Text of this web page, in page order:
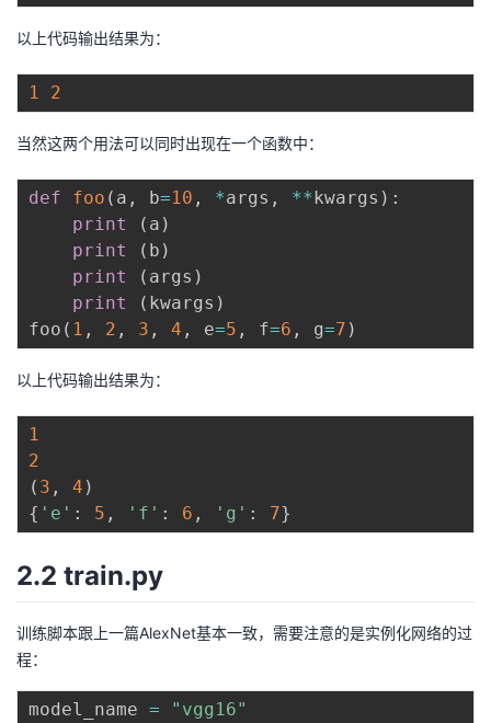
以上代码输出结果为：
1 2
当然这两个用法可以同时出现在一个函数中：
def foo ( a , b=10 , *args , ** kwargs ) :
print
( a )
print
( b )
print
( args )
print
( kwargs )
foo ( 1 , 2 , 3 , 4 , e=5 , f=6 , g=7 )
以上代码输出结果为：
1
2
( 3 , 4 )
{ 'e' : 5 , 'f' : 6 , 'g' : 7}
2.2 train.py
训练脚本跟上一篇AlexNet基本一致，需要注意的是实例化网络的过
程：
model_name =
"vgg16"